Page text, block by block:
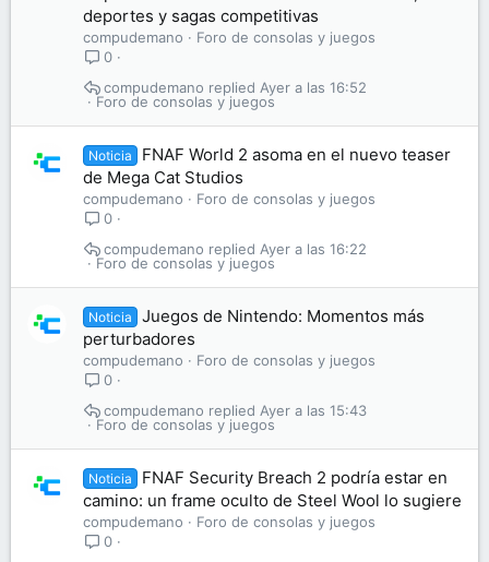
deportes y sagas competitivas
compudemano
Foro de consolas y juegos
0
Foro de consolas y juegos
Ayer a las 16:52
compudemano
Noticia
FNAF World 2 asoma en el nuevo teaser
de Mega Cat Studios
compudemano
Foro de consolas y juegos
0
Foro de consolas y juegos
Ayer a las 16:22
compudemano
Noticia
Juegos de Nintendo: Momentos más
perturbadores
compudemano
Foro de consolas y juegos
0
Foro de consolas y juegos
Ayer a las 15:43
compudemano
Noticia
FNAF Security Breach 2 podría estar en
camino: un frame oculto de Steel Wool lo sugiere
compudemano
Foro de consolas y juegos
0